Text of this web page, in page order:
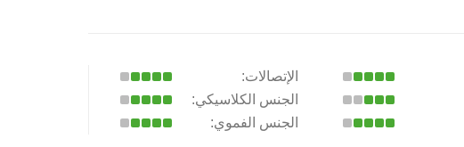
الإتصالات:
الجنس الكلاسيكي:
الجنس الفموي: